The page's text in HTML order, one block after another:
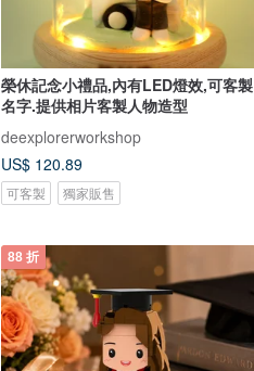
榮休記念小禮品,內有LED燈效,可客製
名字.提供相片客製人物造型
deexplorerworkshop
US$ 120.89
可客製 獨家販售
88 折